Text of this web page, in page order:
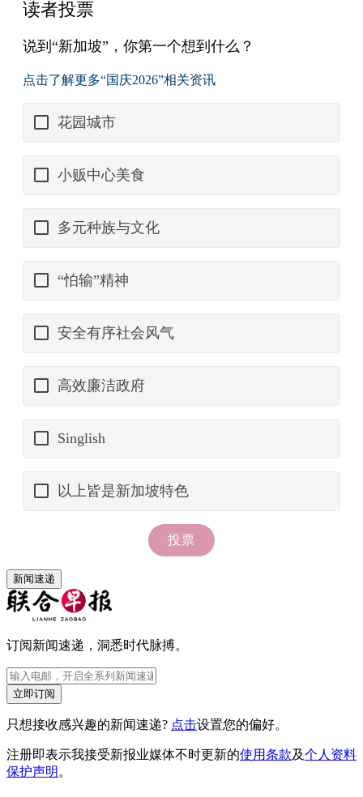
新闻速递
订阅新闻速递，洞悉时代脉搏。
立即订阅
只想接收感兴趣的新闻速递? 点击设置您的偏好。
注册即表示我接受新报业媒体不时更新的使用条款及个人资料
保护声明 。